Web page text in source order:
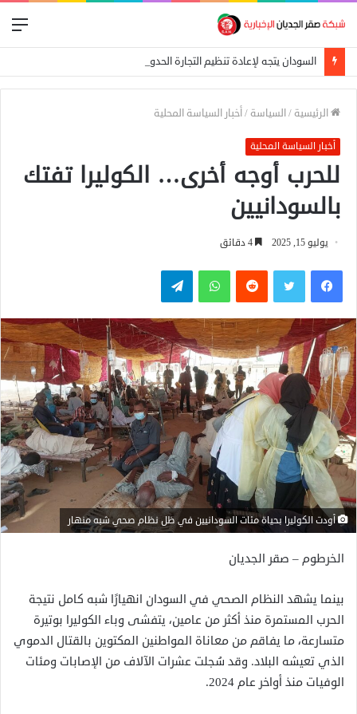
الرئيسية /السياسة /أخبار السياسة المحلية
أخبار السياسة المحلية
للحرب أوجه أخرى… الكوليرا تفتك
بالسودانيين
يوليو 15, 2025
فيسبوكتويتر واتساب تيلقرام
أودت الكوليرا بحياة مئات السودانيين في ظل نظام صحي شبه منهار
الخرطوم – صقر الجديان
بينما يشهد النظام الصحي في السودان انهيارًا شبه كامل نتيجة
الحرب المستمرة منذ أكثر من عامين، يتفشى وباء الكوليرا بوتيرة
متسارعة، ما يفاقم من معاناة المواطنين المكتوين بالقتال الدموي
الذي تعيشه البلاد. وقد سُجلت عشرات الآلاف من الإصابات ومئات
الوفيات منذ أواخر عام 2024.